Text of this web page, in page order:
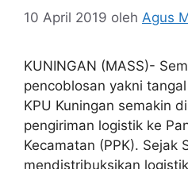
10 April 2019 oleh Agus
KUNINGAN (MASS)-
pencoblosan yakni
KPU Kuningan semakin
pengiriman logistik ke
Kecamatan (PPK). Sejak
mendistribuksikan